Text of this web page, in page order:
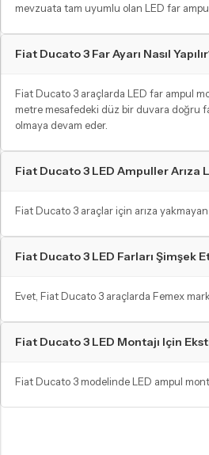
mevzuata tam uyumlu olan LED far
Fiat Ducato 3 Far Ayarı Nasıl
Fiat Ducato 3 araçlarda LED far ampul
metre mesafedeki düz bir duvara doğru
olmaya devam eder.
Fiat Ducato 3 LED Ampuller Arıza
Fiat Ducato 3 araçlar için arıza
Fiat Ducato 3 LED Farları Şimşek
Evet, Fiat Ducato 3 araçlarda Femex
Fiat Ducato 3 LED Montajı Için
Fiat Ducato 3 modelinde LED ampul